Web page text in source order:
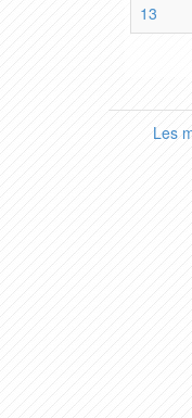
13
Les